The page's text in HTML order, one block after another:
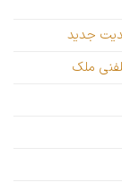
جدید
ملک